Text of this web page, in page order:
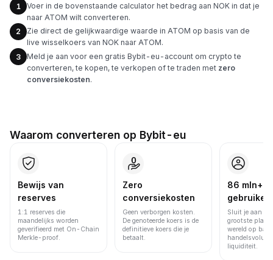
1
Voer in de bovenstaande calculator het bedrag aan NOK in dat je
naar ATOM wilt converteren.
2
Zie direct de gelijkwaardige waarde in ATOM op basis van de
live wisselkoers van NOK naar ATOM.
3
Meld je aan voor een gratis Bybit-eu-account om crypto te
converteren, te kopen, te verkopen of te traden met zero
conversiekosten.
Waarom converteren op Bybit-eu
Bewijs van
reserves
1:1 reserves die
maandelijks worden
geverifieerd met On-Chain
Merkle-proof.
Zero
conversiekosten
Geen verborgen kosten.
De genoteerde koers is de
definitieve koers die je
betaalt.
86 mln+
Sluit je aan bij
grootste
wereld op
liquiditeit.